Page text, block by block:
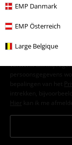
EMP Danmark
EMP Österreich
Large Belgique
Ik geef hierbij
verwerkt om mij
persoonsgegevens
bepalingen van het
intrekken,
Hier kan ik me